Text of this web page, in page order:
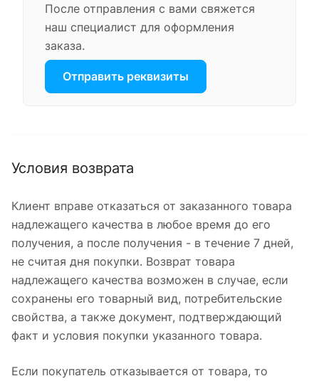
После отправления с вами свяжется
наш специалист для оформления
заказа.
Отправить реквизиты
Условия возврата
Клиент вправе отказаться от заказанного товара
надлежащего качества в любое время до его
получения, а после получения - в течение 7 дней,
не считая дня покупки. Возврат товара
надлежащего качества возможен в случае, если
сохранены его товарный вид, потребительские
свойства, а также документ, подтверждающий
факт и условия покупки указанного товара.
Если покупатель отказывается от товара, то